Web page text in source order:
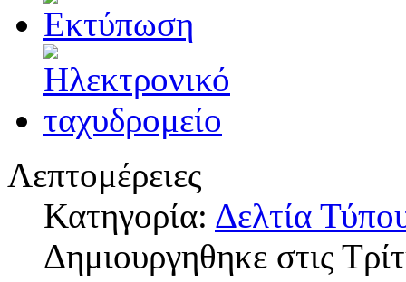
Λεπτομέρειες
Κατηγορία: Δελτία
Δημιουργηθηκε στις